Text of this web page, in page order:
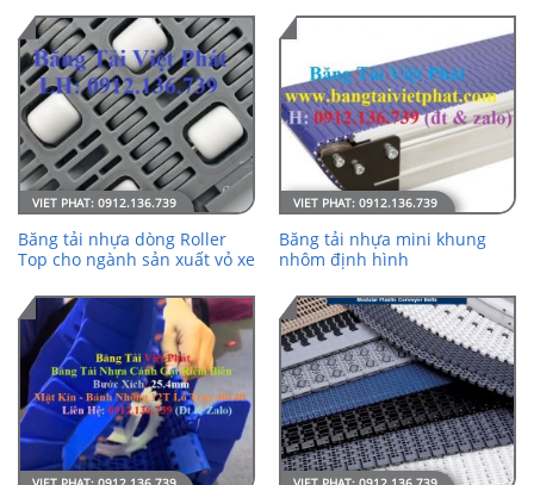
Băng tải nhựa dòng Roller
Top cho ngành sản xuất vỏ xe
Băng tải nhựa mini khung
nhôm định hình